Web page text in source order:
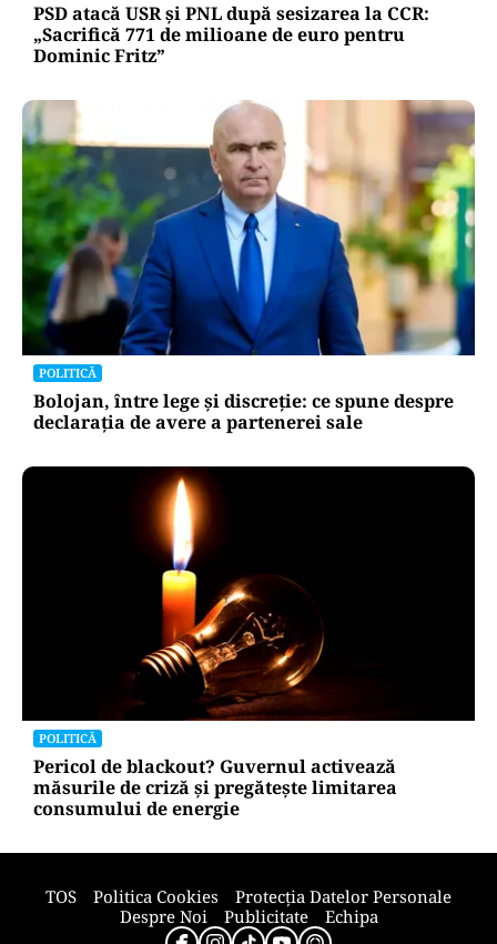
POLITICĂ
PSD atacă USR și PNL după sesizarea la CCR:
„Sacrifică 771 de milioane de euro pentru
Dominic Fritz”
Bolojan, între lege și discreție: ce spune despre
declarația de avere a partenerei sale